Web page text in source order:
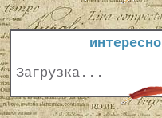
интересно
Загрузка...